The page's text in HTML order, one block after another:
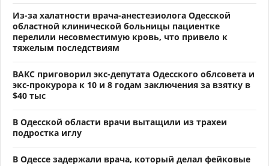
Из-за халатности врача-анестезиолога Одесской
областной клинической больницы пациентке
перелили несовместимую кровь, что привело к
тяжелым последствиям
ВАКС приговорил экс-депутата Одесского облсовета и
экс-прокурора к 10 и 8 годам заключения за взятку в
$40 тыс
В Одесской области врачи вытащили из трахеи
подростка иглу
В Одессе задержали врача, который делал фейковые